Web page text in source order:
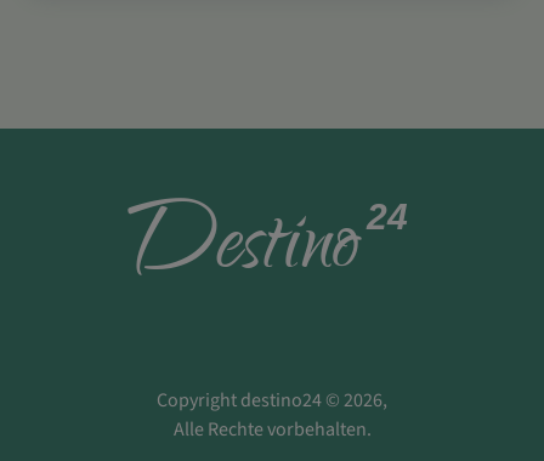
Destino24
Copyright destino24 © 2026,
Alle Rechte vorbehalten.